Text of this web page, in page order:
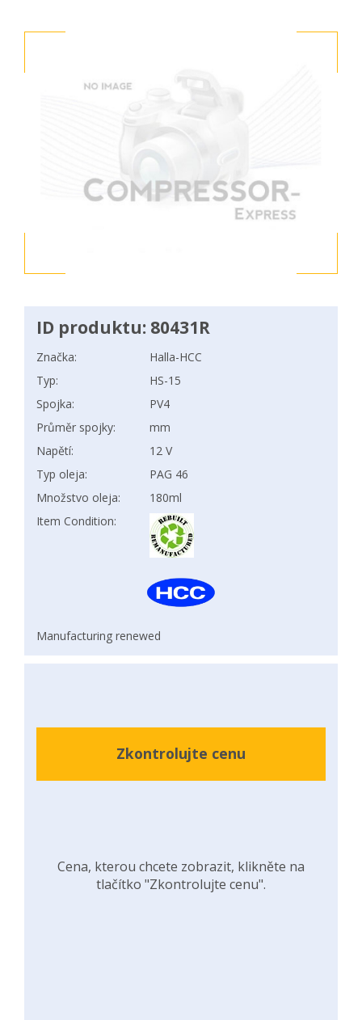
ID produktu: 80431R
Značka:
Halla-HCC
Typ:
HS-15
Spojka:
PV4
Průměr spojky:
mm
Napětí:
12 V
Typ oleja:
PAG 46
Množstvo oleja:
180ml
Item Condition:
Manufacturing renewed
Zkontrolujte cenu
Cena, kterou chcete zobrazit, klikněte na
tlačítko "Zkontrolujte cenu".